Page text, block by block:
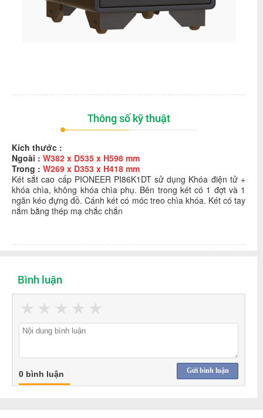
Thông số kỹ thuật
Kích thước :
Ngoài : W382 x D535 x H598 mm
Trong : W269 x D353 x H418 mm
Két sắt cao cấp PIONEER PI86K1DTsử dụng Khóa điện tử +
khóa chìa, không khóa chìa phụ. Bên trong két có 1 đợt và 1
ngăn kéo đựng đồ. Cánh két có móc treo chìa khóa. Két có tay
nắm bằng thép mạ chắc chắn
Bình luận
★
★
★
★
★
Gửi bình luận
0 bình luận